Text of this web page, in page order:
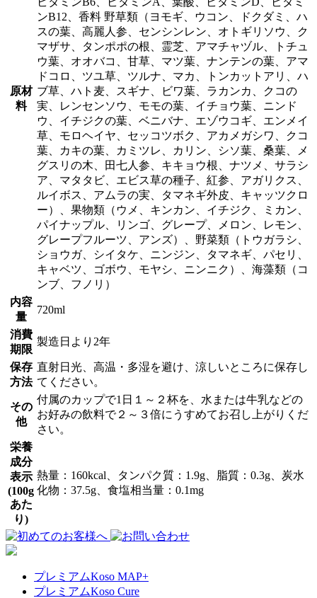
原材
料
ンB12、香料 野草類（ヨモギ、ウコン、ドクダミ、ハ
スの葉、高麗人参、センシンレン、オトギリソウ、ク
マザサ、タンポポの根、霊芝、アマチャヅル、トチュ
ウ葉、オオバコ、甘草、マツ葉、ナンテンの葉、アマ
ドコロ、ツユ草、ツルナ、マカ、トンカットアリ、ハ
ブ草、ハト麦、スギナ、ビワ葉、ラカンカ、クコの
実、レンセンソウ、モモの葉、イチョウ葉、ニンド
ウ、イチジクの葉、ベニバナ、エゾウコギ、エンメイ
草、モロヘイヤ、セッコツボク、アカメガシワ、クコ
葉、カキの葉、カミツレ、カリン、シソ葉、桑葉、メ
グスリの木、田七人参、キキョウ根、ナツメ、サラシ
ア、マタタビ、エビス草の種子、紅参、アガリクス、
ルイボス、アムラの実、タマネギ外皮、キャッツクロ
ー）、果物類（ウメ、キンカン、イチジク、ミカン、
パイナップル、リンゴ、グレープ、メロン、レモン、
グレープフルーツ、アンズ）、野菜類（トウガラシ、
ショウガ、シイタケ、ニンジン、タマネギ、パセリ、
キャベツ、ゴボウ、モヤシ、ニンニク）、海藻類（コ
ンブ、フノリ）
内容
量
720ml
消費
期限
製造日より2年
保存
方法
直射日光、高温・多湿を避け、涼しいところに保存し
てください。
その
他
付属のカップで1日１～２杯を、水または牛乳などの
お好みの飲料で２～３倍にうすめてお召し上がりくだ
さい。
栄養
成分
表示
(100g
あた
り)
熱量：160kcal、タンパク質：1.9g、脂質：0.3g、炭水
化物：37.5g、食塩相当量：0.1mg
プレミアムKoso MAP+
プレミアムKoso Cure